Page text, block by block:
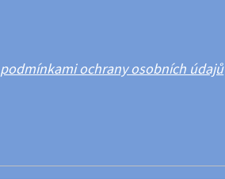
podmínkami ochrany osobních údajů